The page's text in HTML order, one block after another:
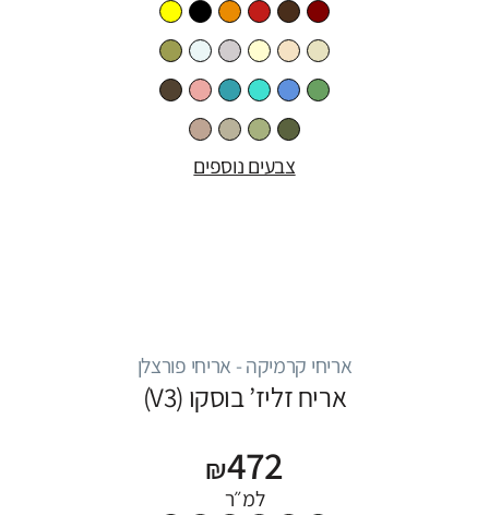
צבעים נוספים
אריחי קרמיקה - אריחי פורצלן
אריח זליז’ בוסקו (V3)
₪472
למ״ר